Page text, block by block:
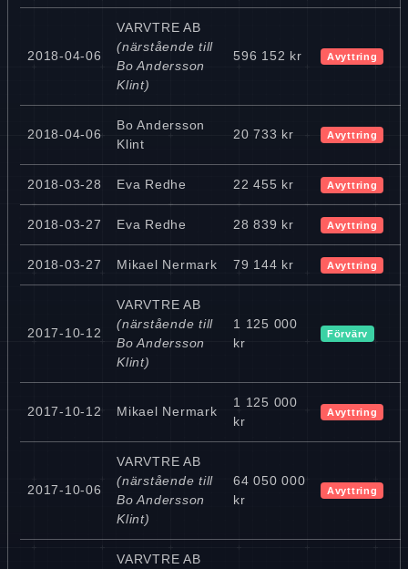
2018-04-06
VARVTRE AB
(närstående till
Bo Andersson
Klint)
596 152 kr Avyttring
2018-04-06
Bo Andersson
Klint
20 733 kr Avyttring
2018-03-28 Eva Redhe 22 455 kr Avyttring
2018-03-27 Eva Redhe 28 839 kr Avyttring
2018-03-27 Mikael Nermark 79 144 kr Avyttring
2017-10-12
VARVTRE AB
(närstående till
Bo Andersson
Klint)
1 125 000
kr
Förvärv
2017-10-12 Mikael Nermark
1 125 000
kr
Avyttring
2017-10-06
VARVTRE AB
(närstående till
Bo Andersson
Klint)
64 050 000
kr
Avyttring
VARVTRE AB